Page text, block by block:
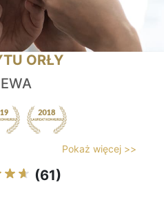
ORŁY
Pokaż więcej >>
(61)